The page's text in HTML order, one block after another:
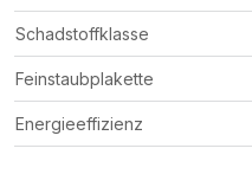
Schadstoffklasse
Feinstaubplakette
Energieeffizienz